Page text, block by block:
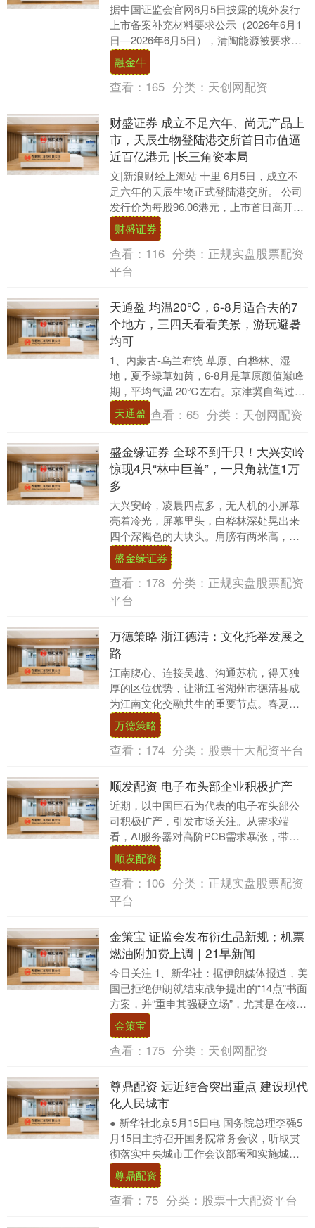
据中国证监会官网6月5日披露的境外发行
上市备案补充材料要求公示（2026年6月1
日—2026年6月5日），清陶能源被要求对
多个事项进行补充说明。 清陶（昆山）
能....
融金牛
查看： 165 分类： 天创网配资
财盛证券 成立不足六年、尚无产品上
市，天辰生物登陆港交所首日市值逼
近百亿港元 |长三角资本局
文|新浪财经上海站 十里 6月5日，成立不
足六年的天辰生物正式登陆港交所。 公司
发行价为每股96.06港元，上市首日高开超
过五成，盘中最高触及158港元，最终收....
财盛证券
查看： 116 分类： 正规实盘股票配资
平台
天通盈 均温20℃，6-8月适合去的7
个地方，三四天看看美景，游玩避暑
均可
1、内蒙古-乌兰布统 草原、白桦林、湿
地，夏季绿草如茵，6-8月是草原颜值巅峰
期，平均气温 20℃左右。京津冀自驾过
去，基本在5-6小时车程内。 野鸭湖倒映着
岸....
天通盈 查看：65 分类： 天创网配资
盛金缘证券 全球不到千只！大兴安岭
惊现4只“林中巨兽”，一只角就值1万
多
大兴安岭，凌晨四点多，无人机的小屏幕
亮着冷光，屏幕里头，白桦林深处晃出来
四个深褐色的大块头。肩膀有两米高，体
重六百多公斤一只，走起来跟四座肉山在
挪窝似的。 凑近....
盛金缘证券
查看： 178 分类： 正规实盘股票配资
平台
万德策略 浙江德清：文化托举发展之
路
江南腹心、连接吴越、沟通苏杭，得天独
厚的区位优势，让浙江省湖州市德清县成
为江南文化交融共生的重要节点。春夏之
交，记者在德清采访时感受到，这座小城
深挖千年人文底蕴....
万德策略
查看： 174 分类： 股票十大配资平台
顺发配资 电子布头部企业积极扩产
近期，以中国巨石为代表的电子布头部公
司积极扩产，引发市场关注。从需求端
看，AI服务器对高阶PCB需求暴涨，带动
高端电子布需求激增，目前行业库存极
低，甚至出现“一....
顺发配资
查看： 106 分类： 正规实盘股票配资
平台
金策宝 证监会发布衍生品新规；机票
燃油附加费上调｜21早新闻
今日关注 1、新华社：据伊朗媒体报道，美
国已拒绝伊朗就结束战争提出的“14点”书面
方案，并“重申其强硬立场”，尤其是在核问
题上。伊朗方案基于两阶段谈判程序：第
一....
金策宝
查看： 175 分类： 天创网配资
尊鼎配资 远近结合突出重点 建设现代
化人民城市
● 新华社北京5月15日电 国务院总理李强5
月15日主持召开国务院常务会议，听取贯
彻落实中央城市工作会议部署和实施城市
更新进展情况汇报，审议通过《城市更
新“十五....
尊鼎配资
查看： 75 分类： 股票十大配资平台